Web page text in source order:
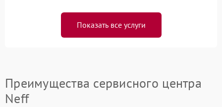
Показать все услуги
Преимущества сервисного центра
Neff